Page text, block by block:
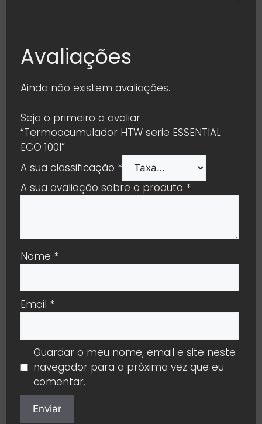
Avaliações
Ainda não existem avaliações.
Seja o primeiro a avaliar
“Termoacumulador HTW serie ESSENTIAL
ECO 100l”
A sua classificação *
A sua avaliação sobre o produto *
Nome *
Email *
Guardar o meu nome, email e site neste
navegador para a próxima vez que eu
comentar.